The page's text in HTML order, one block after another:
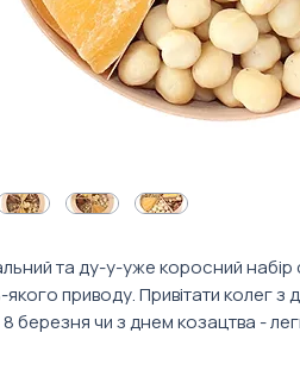
та ду-у-уже коросний набір
якого приводу. Привітати колег
березня чи з днем козацтва -